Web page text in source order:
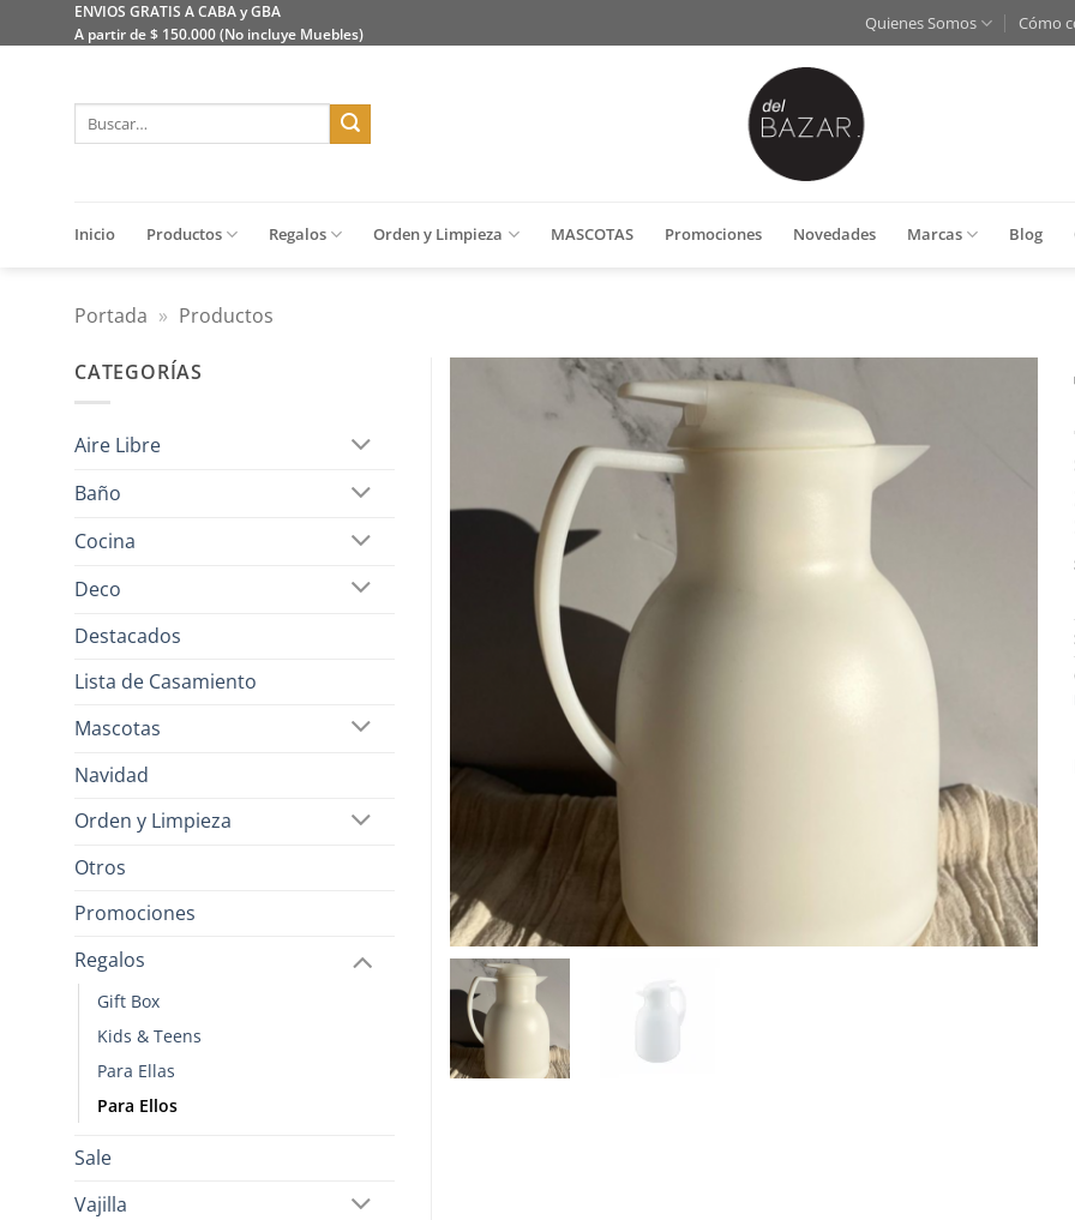
al
ENVIOS GRATIS A CABA y GBA
A partir de $ 150.000 (No incluye Muebles)
Quienes Somos Cómo
Buscar
Inicio Productos Regalos Orden y Limpieza MASCOTAS Promociones Novedades Marcas Blog
Portada » Productos
CATEGORÍAS
Aire Libre
Baño
Cocina
Deco
Destacados
Lista de Casamiento
Mascotas
Navidad
Orden y Limpieza
Otros
Promociones
Regalos
Gift Box
Kids & Teens
Para Ellas
Para Ellos
Sale
Vajilla